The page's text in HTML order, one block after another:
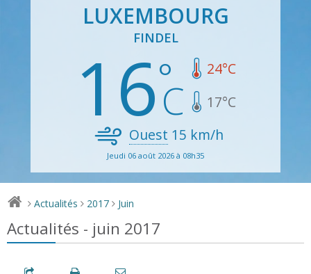
LUXEMBOURG
FINDEL
16 24°C
17°C
Ouest 15 km/h
Jeudi 06 août 2026 à 08h35
> Actualités > 2017 > Juin
Actualités - juin 2017